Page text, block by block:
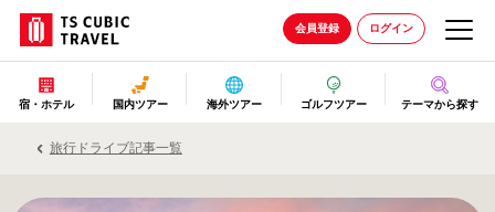
会員登録 ログイン
宿・ホテル 国内ツアー 海外ツアー ゴルフツアー テーマから探す
旅行ドライブ記事一覧